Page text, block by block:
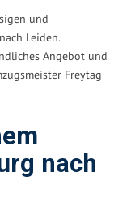
und
Leiden.
Angebot und
Freytag
nach